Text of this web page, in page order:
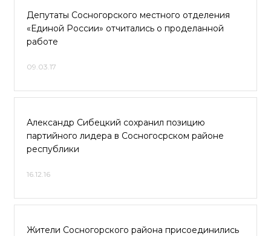
Депутаты Сосногорского местного отделения
«Единой России» отчитались о проделанной
работе
09.03.17
Александр Сибецкий сохранил позицию
партийного лидера в Сосногосрском районе
республики
16.12.16
Жители Сосногорского района присоединились